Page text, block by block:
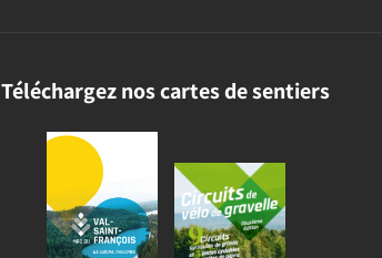
Téléchargez nos cartes de sentiers